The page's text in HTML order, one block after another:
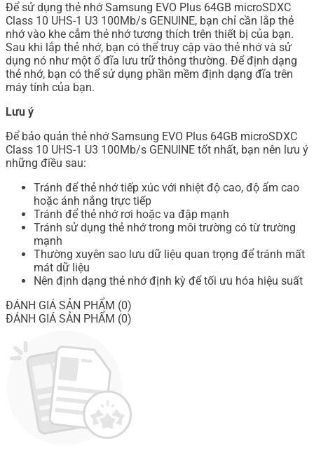
Để sử dụng thẻ nhớ Samsung EVO Plus 64GB microSDXC
Class 10 UHS-1 U3 100Mb/s GENUINE, bạn chỉ cần lắp thẻ
nhớ vào khe cắm thẻ nhớ tương thích trên thiết bị của bạn.
Sau khi lắp thẻ nhớ, bạn có thể truy cập vào thẻ nhớ và sử
dụng nó như một ổ đĩa lưu trữ thông thường. Để định dạng
thẻ nhớ, bạn có thể sử dụng phần mềm định dạng đĩa trên
máy tính của bạn.
Lưu ý
Để bảo quản thẻ nhớ Samsung EVO Plus 64GB microSDXC
Class 10 UHS-1 U3 100Mb/s GENUINE tốt nhất, bạn nên lưu ý
những điều sau:
Tránh để thẻ nhớ tiếp xúc với nhiệt độ cao, độ ẩm cao
hoặc ánh nắng trực tiếp
Tránh để thẻ nhớ rơi hoặc va đập mạnh
Tránh sử dụng thẻ nhớ trong môi trường có từ trường
mạnh
Thường xuyên sao lưu dữ liệu quan trọng để tránh mất
mát dữ liệu
Nên định dạng thẻ nhớ định kỳ để tối ưu hóa hiệu suất
ĐÁNH GIÁ SẢN PHẨM (0)
ĐÁNH GIÁ SẢN PHẨM (0)